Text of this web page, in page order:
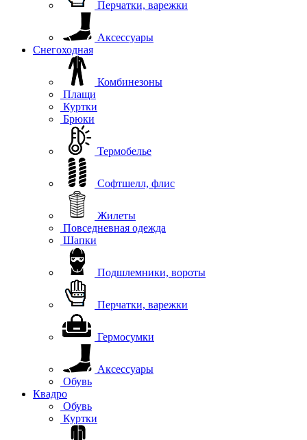
Перчатки, варежки
Аксессуары
Снегоходная
Комбинезоны
Плащи
Куртки
Брюки
Термобелье
Софтшелл, флис
Жилеты
Повседневная одежда
Шапки
Подшлемники, вороты
Перчатки, варежки
Гермосумки
Аксессуары
Обувь
Квадро
Обувь
Куртки